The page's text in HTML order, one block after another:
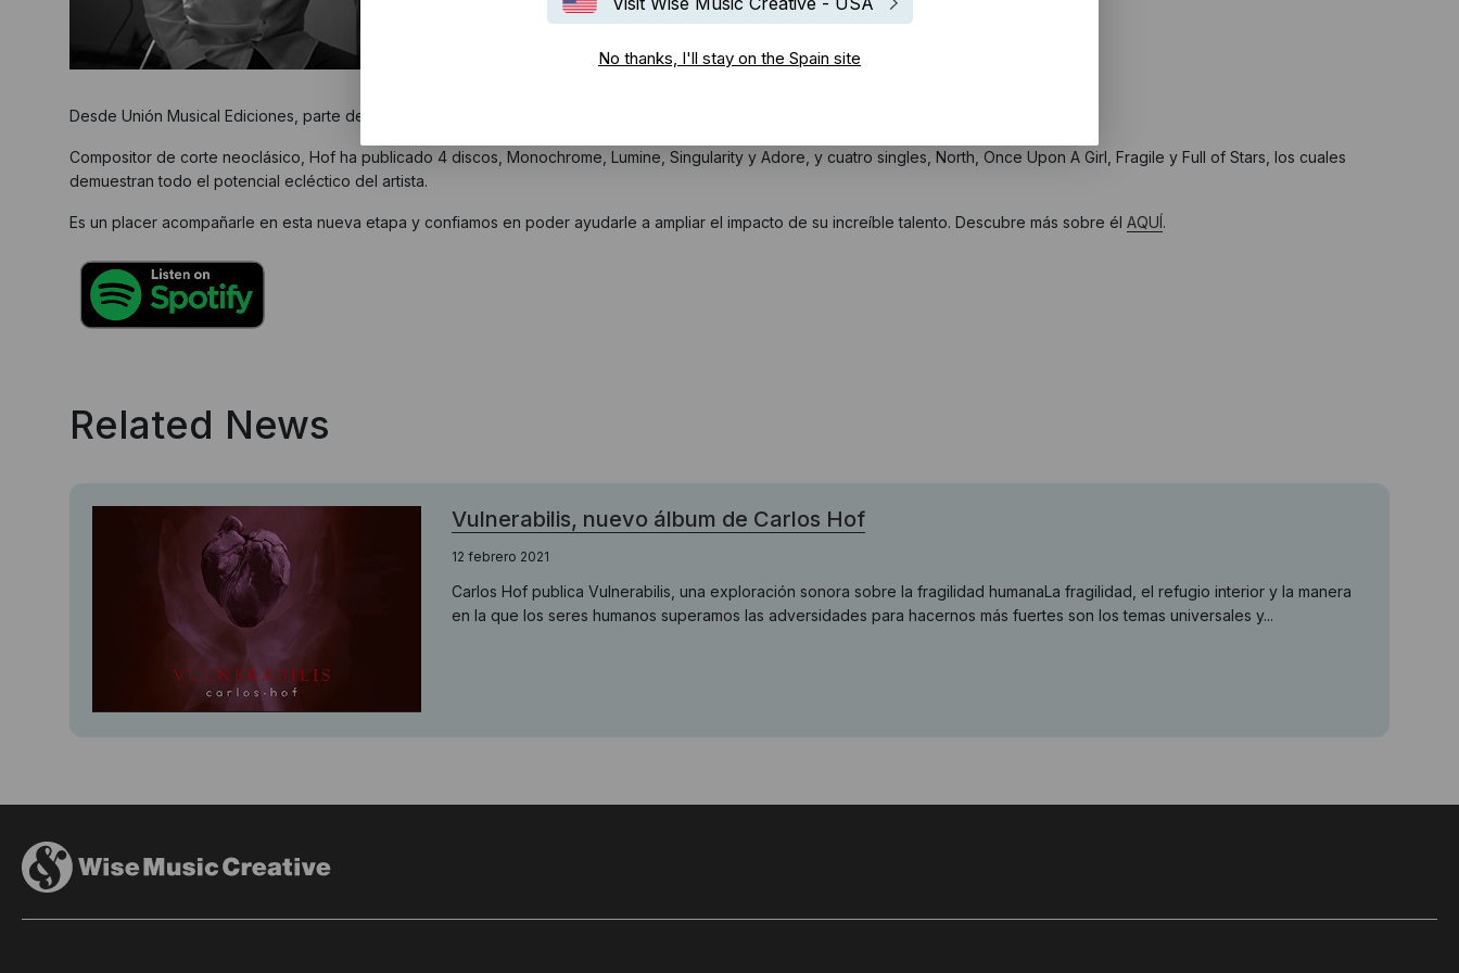
No thanks, I'll stay on the Spain site
Desde Unión Musical Ediciones, parte de Wise Music Group, damos la bienvenida a nuestra casa al compositor y productor español Carlos Hof.
Compositor de corte neoclásico, Hof ha publicado 4 discos, Monochrome, Lumine, Singularity y Adore, y cuatro singles, North, Once Upon A Girl, Fragile y Full of Stars, los cuales
demuestran todo el potencial ecléctico del artista.
Es un placer acompañarle en esta nueva etapa y confiamos en poder ayudarle a ampliar el impacto de su increíble talento. Descubre más sobre él AQUÍ.
Related News
Vulnerabilis, nuevo álbum de Carlos Hof
12 febrero 2021
Carlos Hof publica Vulnerabilis, una exploración sonora sobre la fragilidad humanaLa fragilidad, el refugio interior y la manera
en la que los seres humanos superamos las adversidades para hacernos más fuertes son los temas universales y...